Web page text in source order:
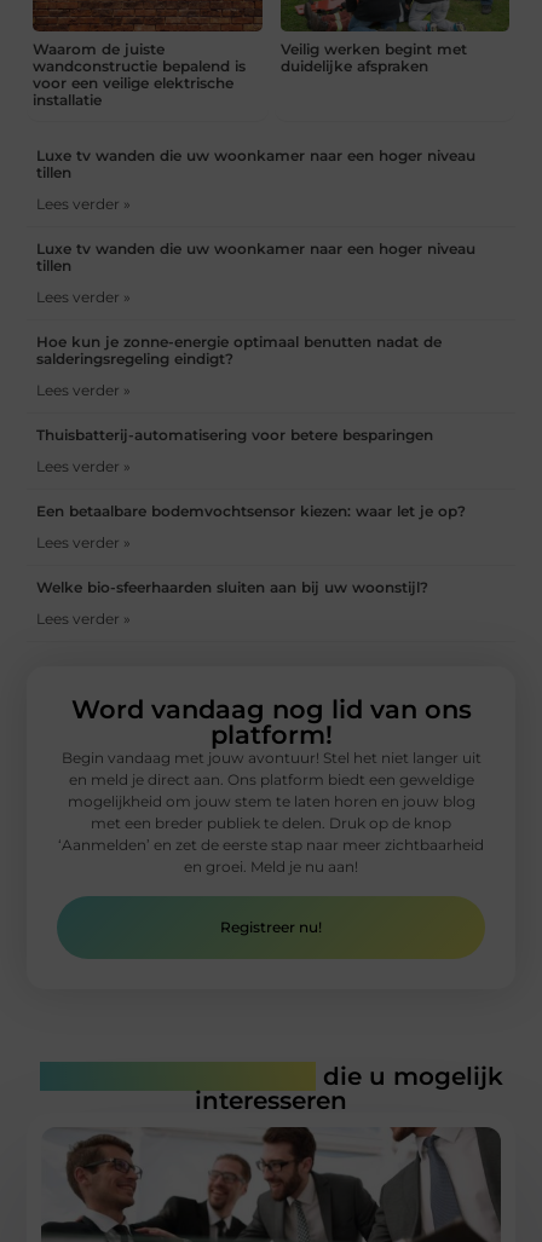
Waarom de juiste
wandconstructie bepalend is
voor een veilige elektrische
installatie
Veilig werken begint met
duidelijke afspraken
Luxe tv wanden die uw woonkamer naar een hoger niveau
tillen
Lees verder »
Luxe tv wanden die uw woonkamer naar een hoger niveau
tillen
Lees verder »
Hoe kun je zonne-energie optimaal benutten nadat de
salderingsregeling eindigt?
Lees verder »
Thuisbatterij-automatisering voor betere besparingen
Lees verder »
Een betaalbare bodemvochtsensor kiezen: waar let je op?
Lees verder »
Welke bio-sfeerhaarden sluiten aan bij uw woonstijl?
Lees verder »
Word vandaag nog lid van ons
platform!
Begin vandaag met jouw avontuur! Stel het niet langer uit
en meld je direct aan. Ons platform biedt een geweldige
mogelijkheid om jouw stem te laten horen en jouw blog
met een breder publiek te delen. Druk op de knop
‘Aanmelden’ en zet de eerste stap naar meer zichtbaarheid
en groei. Meld je nu aan!
Registreer nu!
die u mogelijk
interesseren